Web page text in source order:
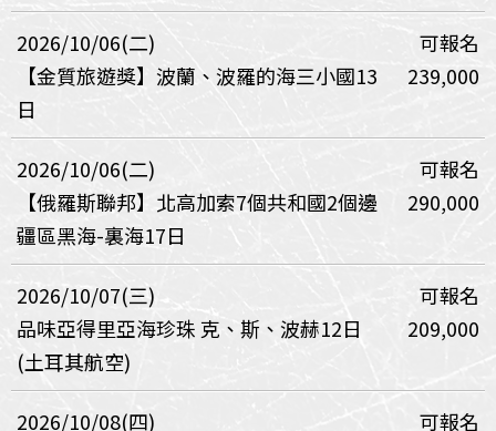
2026/10/06(二)
可報名
【金質旅遊獎】波蘭、波羅的海三小國13
日
239,000
2026/10/06(二)
可報名
【俄羅斯聯邦】北高加索7個共和國2個邊
疆區黑海-裏海17日
290,000
2026/10/07(三)
可報名
品味亞得里亞海珍珠 克、斯、波赫12日
(土耳其航空)
209,000
2026/10/08(四)
可報名